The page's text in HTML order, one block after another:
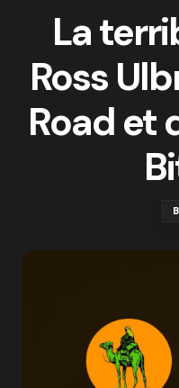
La
Ross
Road et